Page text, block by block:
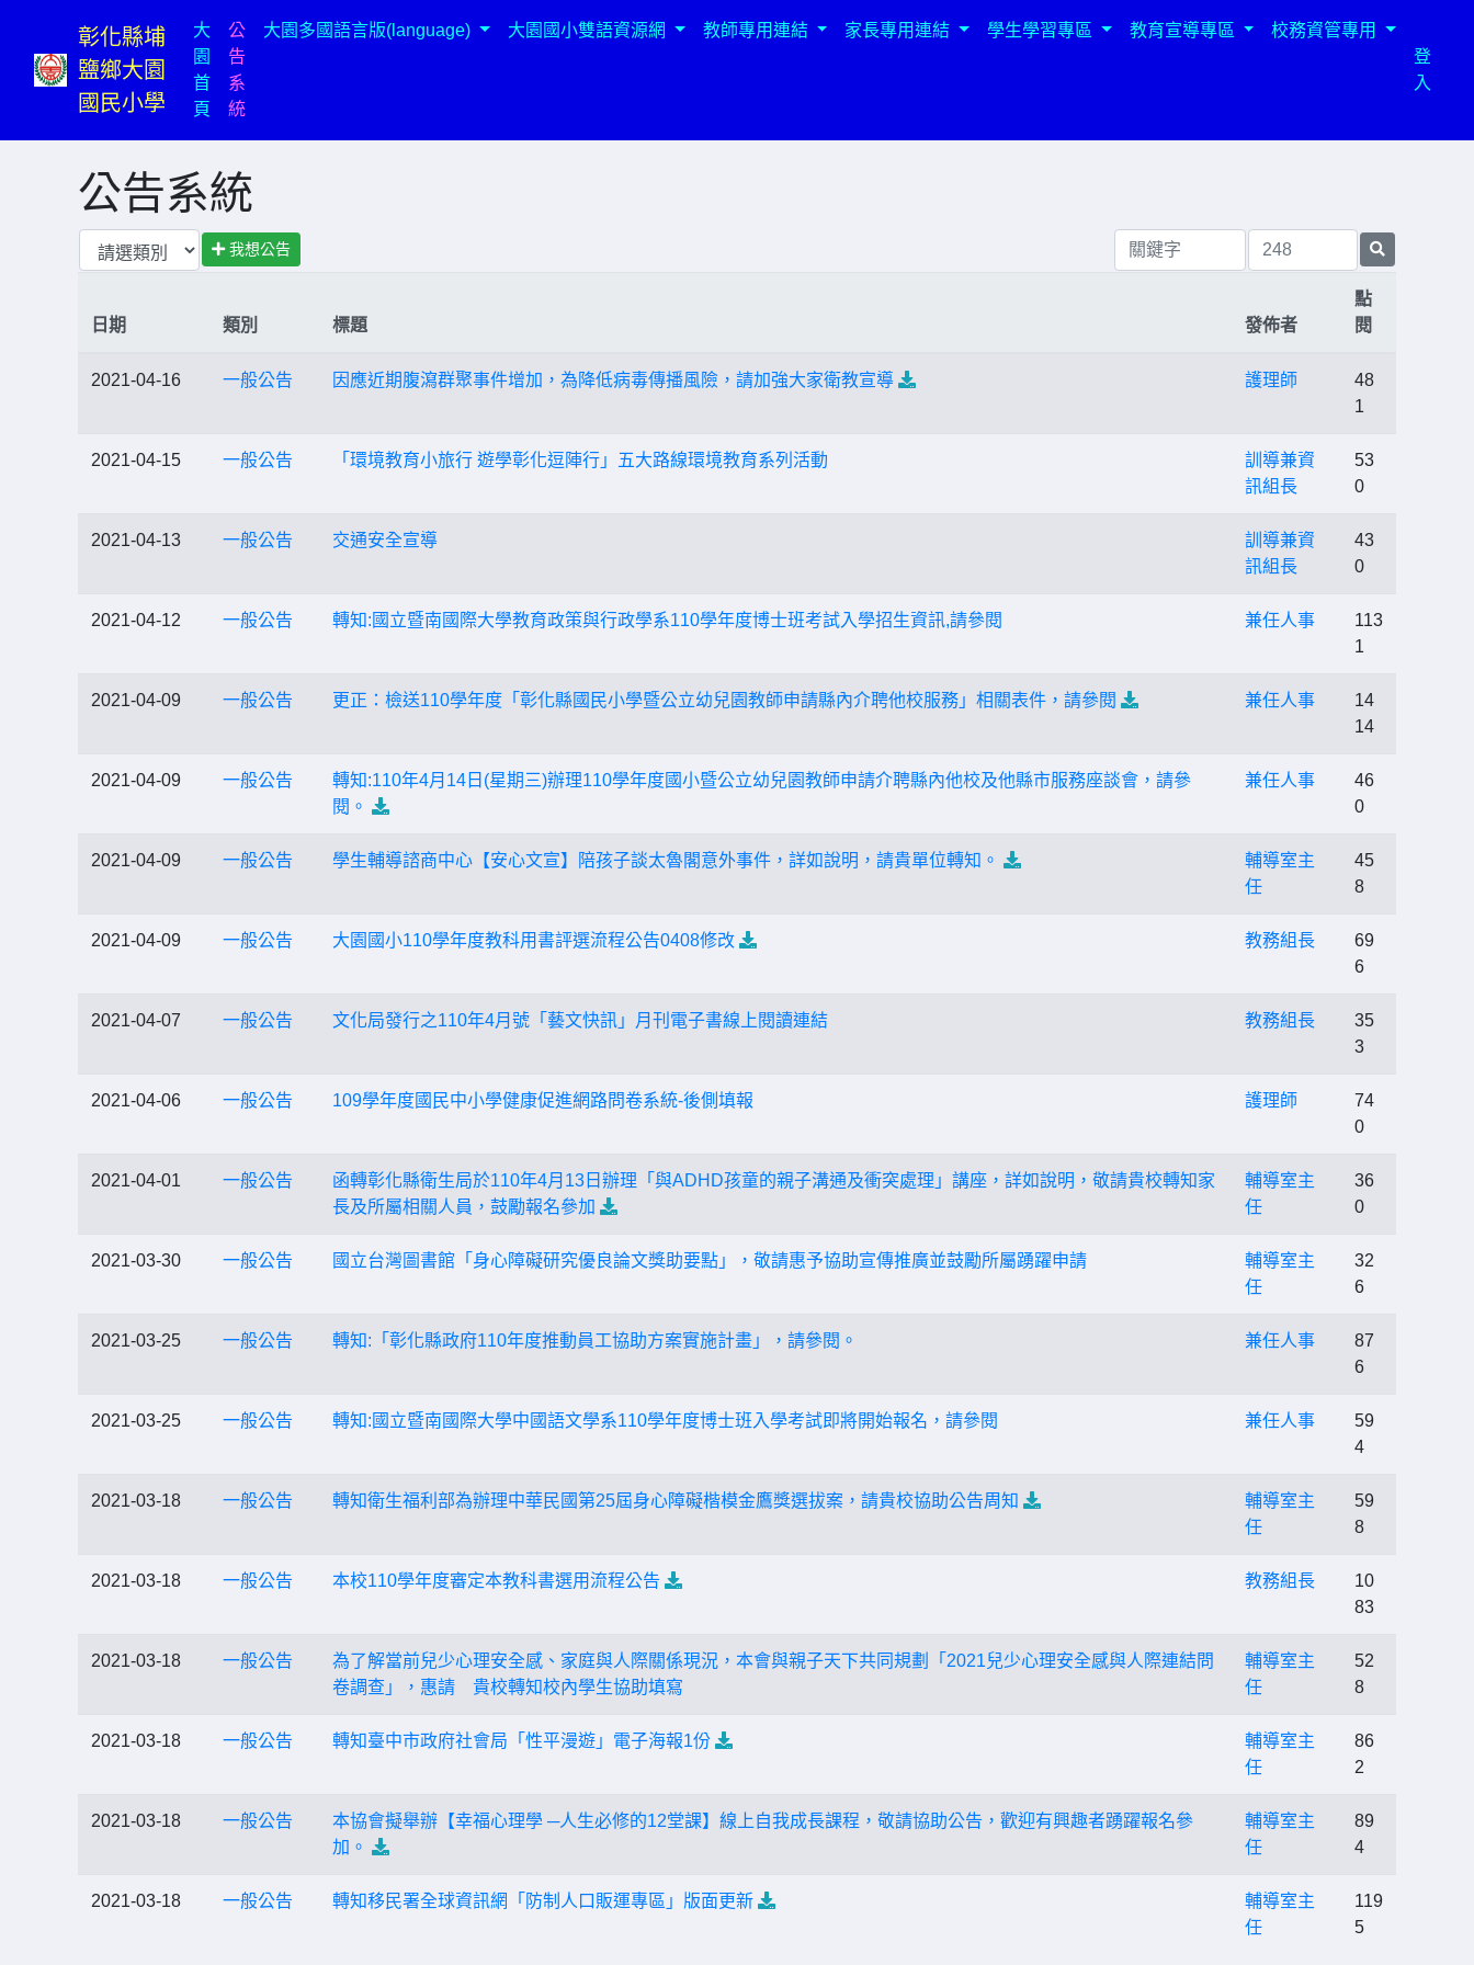
彰化縣埔
鹽鄉大園
國民小學
大
園
首
頁 (current)
公
告
系
統
大園多國語言版(language) 大園國小雙語資源網 教師專用連結 家長專用連結 學生學習專區 教育宣導專區
校務資管專用
登
入
公告系統
我想公告
日期 類別 標題 發佈者
點
閱
2021-04-16 一般公告 因應近期腹瀉群聚事件增加，為降低病毒傳播風險，請加強大家衛教宣導 護理師
48
1
2021-04-15 一般公告 「環境教育小旅行 遊學彰化逗陣行」五大路線環境教育系列活動
訓導兼資
訊組長
53
0
2021-04-13 一般公告 交通安全宣導
訓導兼資
訊組長
43
0
2021-04-12 一般公告 轉知:國立暨南國際大學教育政策與行政學系110學年度博士班考試入學招生資訊,請參閱 兼任人事
113
1
2021-04-09 一般公告 更正：檢送110學年度「彰化縣國民小學暨公立幼兒園教師申請縣內介聘他校服務」相關表件，請參閱 兼任人事
14
14
2021-04-09 一般公告
轉知:110年4月14日(星期三)辦理110學年度國小暨公立幼兒園教師申請介聘縣內他校及他縣市服務座談會，請參
閱。
兼任人事
46
0
2021-04-09 一般公告 學生輔導諮商中心【安心文宣】陪孩子談太魯閣意外事件，詳如說明，請貴單位轉知。
輔導室主
任
45
8
2021-04-09 一般公告 大園國小110學年度教科用書評選流程公告0408修改 教務組長
69
6
2021-04-07 一般公告 文化局發行之110年4月號「藝文快訊」月刊電子書線上閱讀連結 教務組長
35
3
2021-04-06 一般公告 109學年度國民中小學健康促進網路問卷系統-後側填報 護理師
74
0
2021-04-01 一般公告
函轉彰化縣衛生局於110年4月13日辦理「與ADHD孩童的親子溝通及衝突處理」講座，詳如說明，敬請貴校轉知家
長及所屬相關人員，鼓勵報名參加
輔導室主
任
36
0
2021-03-30 一般公告 國立台灣圖書館「身心障礙研究優良論文獎助要點」，敬請惠予協助宣傳推廣並鼓勵所屬踴躍申請
輔導室主
任
32
6
2021-03-25 一般公告 轉知:「彰化縣政府110年度推動員工協助方案實施計畫」，請參閱。 兼任人事
87
6
2021-03-25 一般公告 轉知:國立暨南國際大學中國語文學系110學年度博士班入學考試即將開始報名，請參閱 兼任人事
59
4
2021-03-18 一般公告 轉知衛生福利部為辦理中華民國第25屆身心障礙楷模金鷹獎選拔案，請貴校協助公告周知
輔導室主
任
59
8
2021-03-18 一般公告 本校110學年度審定本教科書選用流程公告 教務組長
10
83
2021-03-18 一般公告
為了解當前兒少心理安全感、家庭與人際關係現況，本會與親子天下共同規劃「2021兒少心理安全感與人際連結問
卷調查」，惠請 貴校轉知校內學生協助填寫
輔導室主
任
52
8
2021-03-18 一般公告 轉知臺中市政府社會局「性平漫遊」電子海報1份
輔導室主
任
86
2
2021-03-18 一般公告
本協會擬舉辦【幸福心理學 ─人生必修的12堂課】線上自我成長課程，敬請協助公告，歡迎有興趣者踴躍報名參
加。
輔導室主
任
89
4
2021-03-18 一般公告 轉知移民署全球資訊網「防制人口販運專區」版面更新
輔導室主
任
119
5